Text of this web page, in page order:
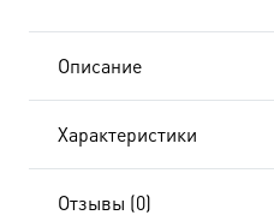
окладе
Описание
Характеристики
Отзывы (0)